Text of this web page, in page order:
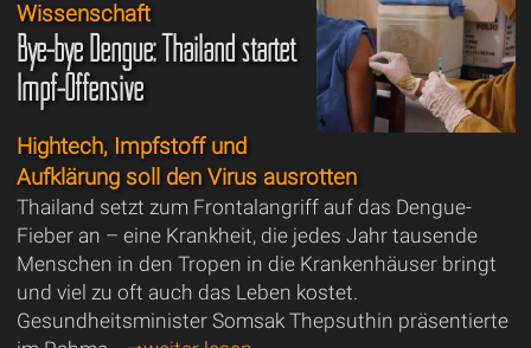
Wissenschaft
Bye-bye Dengue: Thailand startet
Impf-Offensive
Hightech, Impfstoff und
Aufklärung soll den Virus ausrotten
Thailand setzt zum Frontalangriff auf das Dengue-
Fieber an – eine Krankheit, die jedes Jahr tausende
Menschen in den Tropen in die Krankenhäuser bringt
und viel zu oft auch das Leben kostet.
Gesundheitsminister Somsak Thepsuthin präsentierte